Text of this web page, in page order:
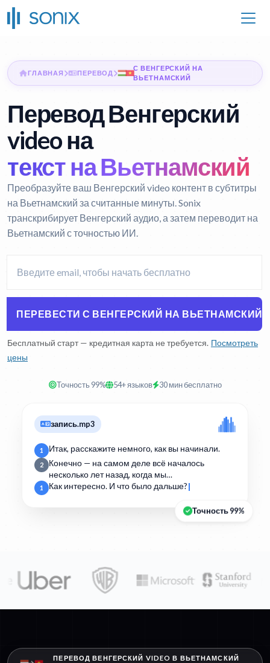
ГЛАВНАЯ ПЕРЕВОД
С ВЕНГЕРСКИЙ НА
ВЬЕТНАМСКИЙ
Перевод Венгерский
video на
текст на Вьетнамский
Преобразуйте ваш Венгерский video контент в субтитры
на Вьетнамский за считанные минуты. Sonix
транскрибирует Венгерский аудио, а затем переводит на
Вьетнамский с точностью ИИ.
ПЕРЕВЕСТИ С ВЕНГЕРСКИЙ НА ВЬЕТНАМСКИЙ
Бесплатный старт — кредитная карта не требуется. Посмотреть
цены
Точность 99% 54+ языков 30 мин бесплатно
запись.mp3
1 Итак, расскажите немного, как вы начинали.
2
Конечно — на самом деле всё началось
несколько лет назад, когда мы…
1 Как интересно. И что было дальше?
Точность 99%
ПЕРЕВОД ВЕНГЕРСКИЙ VIDEO В ВЬЕТНАМСКИЙ